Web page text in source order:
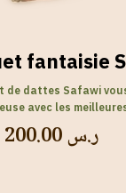
fantaisie
de dattes Safawi
avec les
ر.س